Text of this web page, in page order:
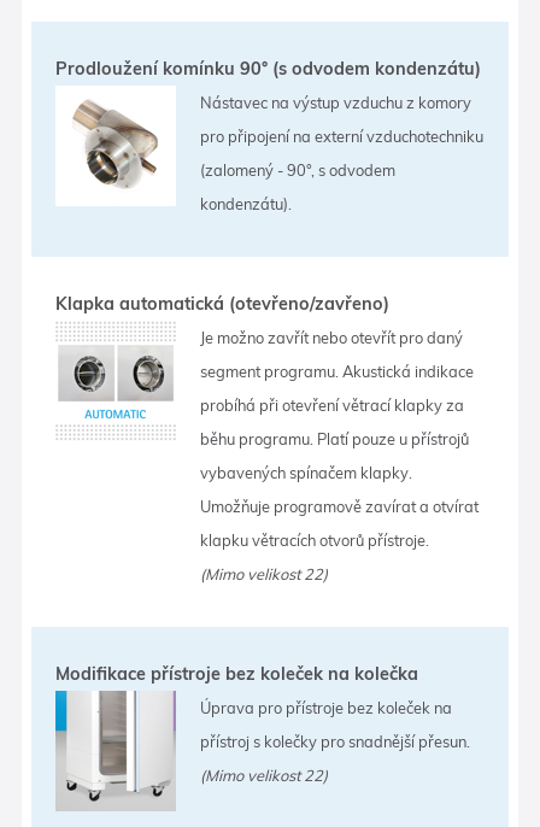
Prodloužení komínku 90° (s odvodem kondenzátu)
Nástavec na výstup vzduchu z komory
pro připojení na externí vzduchotechniku
(zalomený - 90°, s odvodem
kondenzátu).
Klapka automatická (otevřeno/zavřeno)
Je možno zavřít nebo otevřít pro daný
segment programu. Akustická indikace
probíhá při otevření větrací klapky za
běhu programu. Platí pouze u přístrojů
vybavených spínačem klapky.
Umožňuje programově zavírat a otvírat
klapku větracích otvorů přístroje.
(Mimo velikost 22)
Modifikace přístroje bez koleček na kolečka
Úprava pro přístroje bez koleček na
přístroj s kolečky pro snadnější přesun.
(Mimo velikost 22)